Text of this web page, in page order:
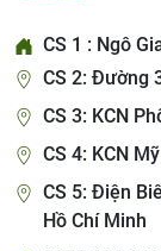
CS 1 : Ngô
CS 2: Đường
CS 3: KCN
CS 4: KCN
CS 5: Điện
Hồ Chí Minh